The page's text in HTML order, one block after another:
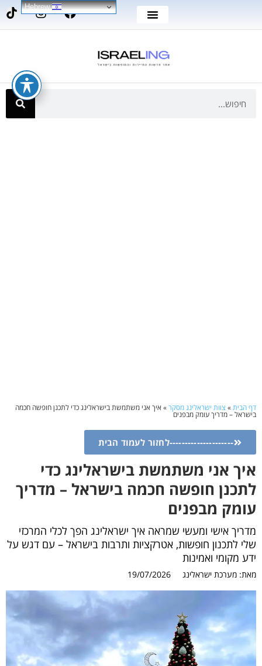
דף הבית» צוות ישראלינג מסקר» איך אני משתמשת בישראלינג כדי לתכנן חופשה חכמה
בישראל – מדריך עומק מבפנים
---------------------לחזור לעמוד הבית
איך אני משתמשת בישראלינג כדי
לתכנן חופשה חכמה בישראל – מדריך
עומק מבפנים
מדריך אישי ומעשי שמראה איך ישראלינג הפך לכלי המרכזי
שלי לתכנון חופשות, אטרקציות ותרבות בישראל – עם דגש על
ידע מקומי ואמינות
מאת: מערכת ישראלינג 19/07/2026
Hebrew